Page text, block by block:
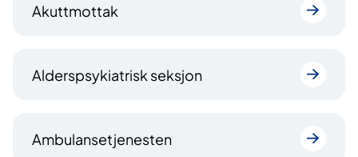
Akuttmottak
Alderspsykiatrisk seksjon
Ambulansetjenesten